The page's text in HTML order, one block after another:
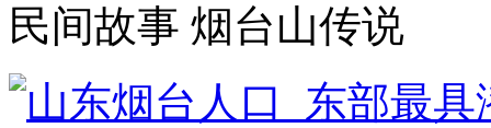
民间故事 烟台山传说